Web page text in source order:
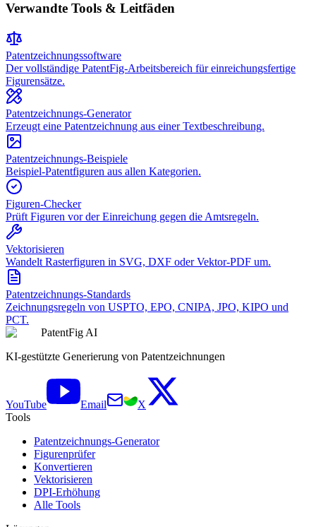
Verwandte Tools & Leitfäden
Patentzeichnungssoftware
Der vollständige PatentFig-Arbeitsbereich für einreichungsfertige
Figurensätze.
Patentzeichnungs-Generator
Erzeugt eine Patentzeichnung aus einer Textbeschreibung.
Patentzeichnungs-Beispiele
Beispiel-Patentfiguren aus allen Kategorien.
Figuren-Checker
Prüft Figuren vor der Einreichung gegen die Amtsregeln.
Vektorisieren
Wandelt Rasterfiguren in SVG, DXF oder Vektor-PDF um.
Patentzeichnungs-Standards
Zeichnungsregeln von USPTO, EPO, CNIPA, JPO, KIPO und
PCT.
PatentFig AI
KI-gestützte Generierung von Patentzeichnungen
YouTube Email
X
Tools
Patentzeichnungs-Generator
Figurenprüfer
Konvertieren
Vektorisieren
DPI-Erhöhung
Alle Tools